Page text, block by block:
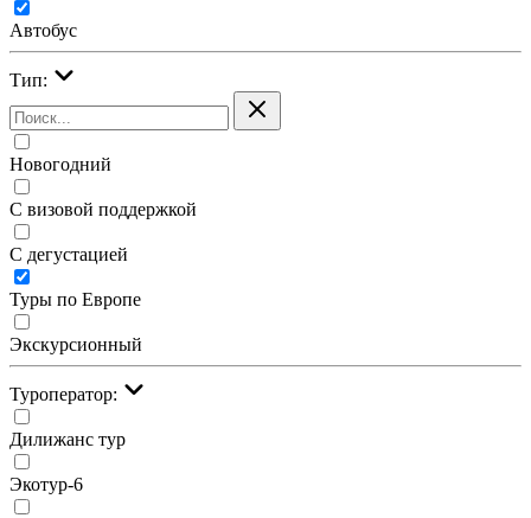
Автобус
Тип:
Новогодний
С визовой поддержкой
С дегустацией
Туры по Европе
Экскурсионный
Туроператор:
Дилижанс тур
Экотур-6